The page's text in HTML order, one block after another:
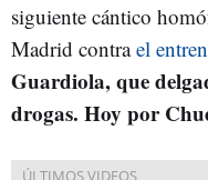
siguiente cántico
Madrid contrael
Guardiola, que
drogas. Hoy por